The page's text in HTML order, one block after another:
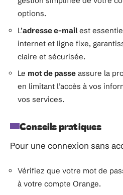
options.
L’adresse e-mail est
internet et ligne fixe,
claire et sécurisée.
Le mot de passe assure la
en limitant l’accès à vos
vos services.
Conseils pratiques
Pour une connexion sans
Vérifiez que votre mot de
à votre compte Orange.